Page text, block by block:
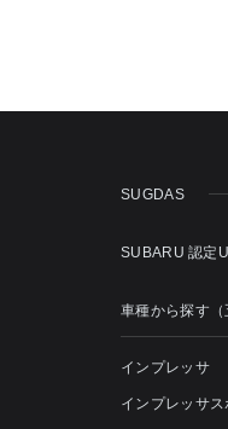
SUGDAS
SUBARU 認定
車種から探す（
インプレッサ
インプレッサス